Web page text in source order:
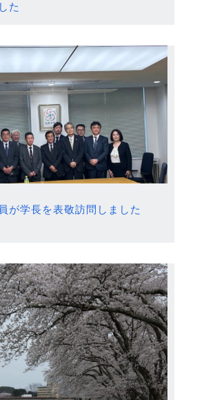
た
が学長を表敬訪問しました